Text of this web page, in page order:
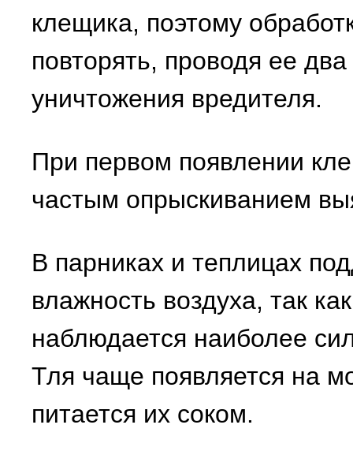
клещика, поэтому
повторять, проводя ее
уничтожения вредителя.
При первом появлении
частым опрыскиванием
В парниках и теплицах
влажность воздуха, так
наблюдается наиболее
Тля чаще появляется на
питается их соком.